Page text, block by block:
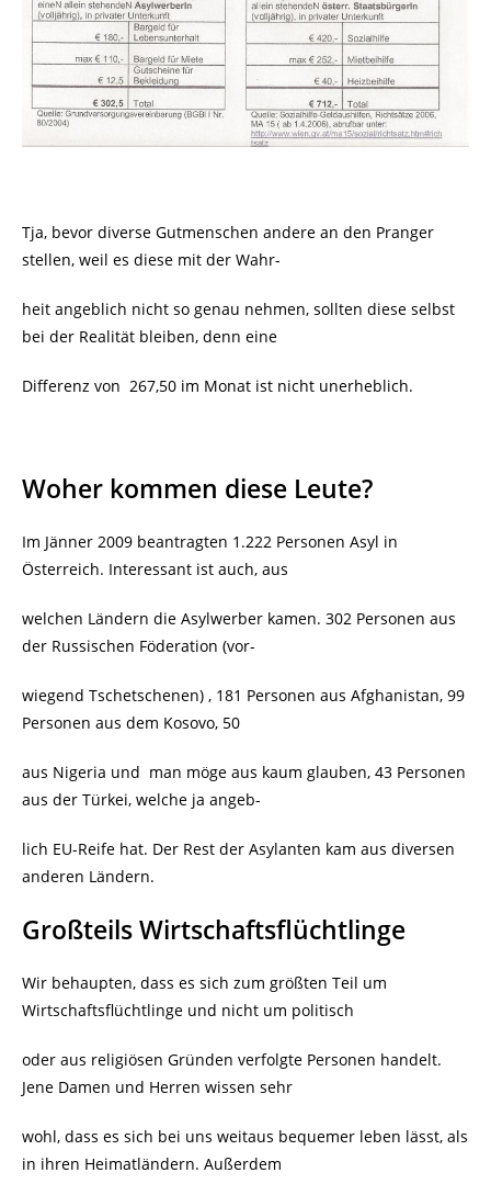
Tja, bevor diverse Gutmenschen andere an den Pranger
stellen, weil es diese mit der Wahr-
heit angeblich nicht so genau nehmen, sollten diese selbst
bei der Realität bleiben, denn eine
Differenz von 267,50 im Monat ist nicht unerheblich.
Woher kommen diese Leute?
Im Jänner 2009 beantragten 1.222 Personen Asyl in
Österreich. Interessant ist auch, aus
welchen Ländern die Asylwerber kamen. 302 Personen aus
der Russischen Föderation (vor-
wiegend Tschetschenen) , 181 Personen aus Afghanistan, 99
Personen aus dem Kosovo, 50
aus Nigeria und man möge aus kaum glauben, 43 Personen
aus der Türkei, welche ja angeb-
lich EU-Reife hat. Der Rest der Asylanten kam aus diversen
anderen Ländern.
Großteils Wirtschaftsflüchtlinge
Wir behaupten, dass es sich zum größten Teil um
Wirtschaftsflüchtlinge und nicht um politisch
oder aus religiösen Gründen verfolgte Personen handelt.
Jene Damen und Herren wissen sehr
wohl, dass es sich bei uns weitaus bequemer leben lässt, als
in ihren Heimatländern. Außerdem